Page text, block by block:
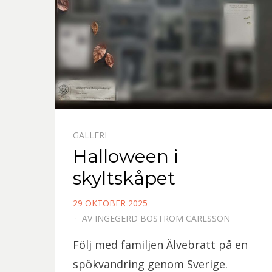
GALLERI
Halloween i
skyltskåpet
PUBLICERAD
DEN
29 OKTOBER 2025
AV INGEGERD BOSTRÖM CARLSSON
Följ med familjen Älvebratt på en
spökvandring genom Sverige.